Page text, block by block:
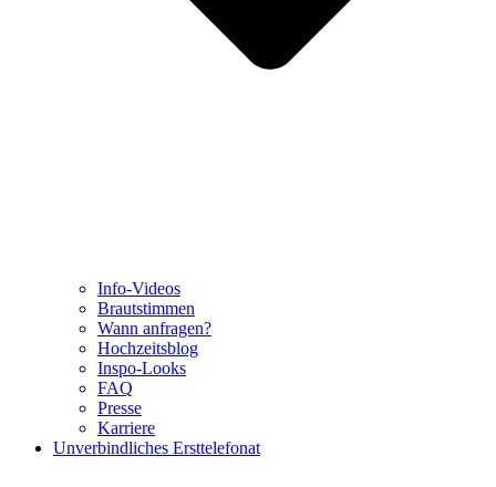
Info-Videos
Brautstimmen
Wann anfragen?
Hochzeitsblog
Inspo-Looks
FAQ
Presse
Karriere
Unverbindliches Ersttelefonat